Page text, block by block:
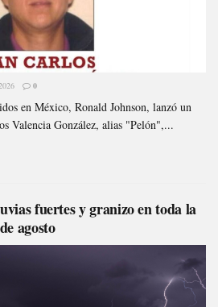
0
en México, Ronald Johnson, lanzó un
Valencia González, alias "Pelón",...
fuertes y granizo en toda la
agosto